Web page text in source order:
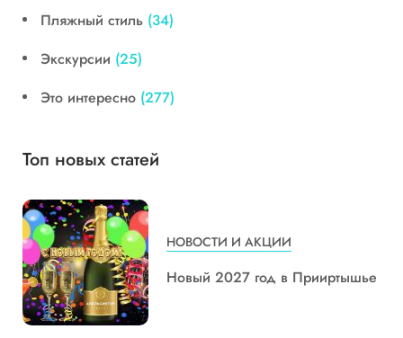
Пляжный стиль (34)
Экскурсии (25)
Это интересно (277)
Топ новых статей
НОВОСТИ И АКЦИИ
Новый 2027 год в Прииртышье